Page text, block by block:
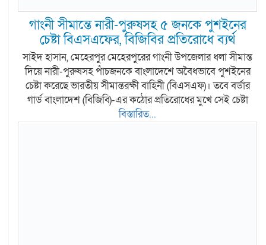
গাংনী সীমান্তে নারী-পুরুষসহ ৫ জনকে পুশইনের
চেষ্টা বিএসএফের, বিজিবির প্রতিরোধে ব্যর্থ
সাইদ হাসান, মেহেরপুর মেহেরপুরের গাংনী উপজেলার ধলা সীমান্ত
দিয়ে নারী-পুরুষসহ পাঁচজনকে বাংলাদেশে অবৈধভাবে পুশইনের
চেষ্টা করেছে ভারতীয় সীমান্তরক্ষী বাহিনী (বিএসএফ)। তবে বর্ডার
গার্ড বাংলাদেশ (বিজিবি)-এর কঠোর প্রতিরোধের মুখে সেই চেষ্টা
বিস্তারিত...